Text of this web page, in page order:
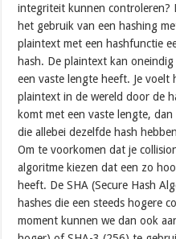
integriteit kunnen controleren?
het gebruik van een hashing
plaintext met een hashfunctie
hash. De plaintext kan
een vaste lengte heeft. Je voelt
plaintext in de wereld door de
komt met een vaste lengte,
die allebei dezelfde hash
Om te voorkomen dat je
algoritme kiezen dat een zo
heeft. De SHA (Secure Hash
hashes die een steeds hogere
moment kunnen we dan ook